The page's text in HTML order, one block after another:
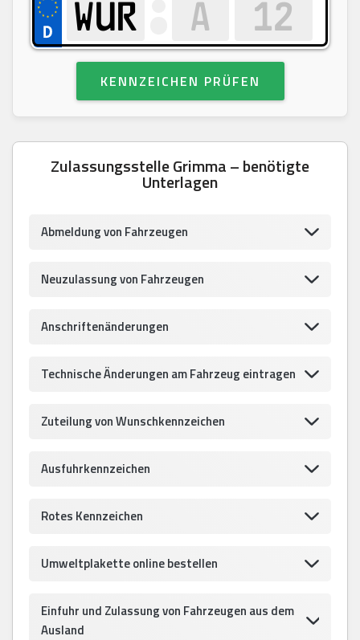
KENNZEICHEN PRÜFEN
Zulassungsstelle Grimma – benötigte
Unterlagen
Abmeldung von Fahrzeugen
Neuzulassung von Fahrzeugen
Anschriftenänderungen
Technische Änderungen am Fahrzeug eintragen
Zuteilung von Wunschkennzeichen
Ausfuhrkennzeichen
Rotes Kennzeichen
Umweltplakette online bestellen
Einfuhr und Zulassung von Fahrzeugen aus dem
Ausland